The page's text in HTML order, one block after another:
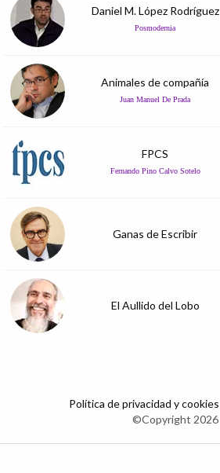
Daniel M. López Rodríguez
Posmodernia
Animales de compañía
Juan Manuel De Prada
FPCS
Fernando Pino Calvo Sotelo
Ganas de Escribir
El Aullido del Lobo
Política de privacidad y cookies
©Copyright 2026